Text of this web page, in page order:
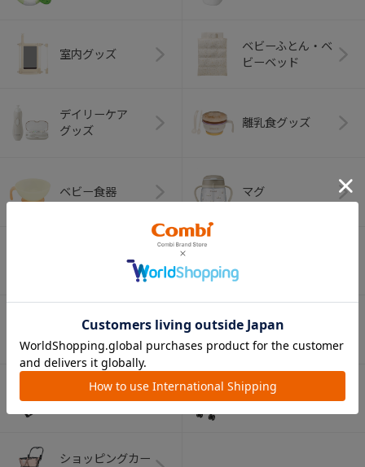
室内グッズ
ベビーふとん・ベ
ビーベッド
デイリーケア
グッズ
離乳食グッズ
ベビー食器 マグ
オーラルケア
ベビートイ
アウトドアグッズ
ペット用品
ショッピングカー